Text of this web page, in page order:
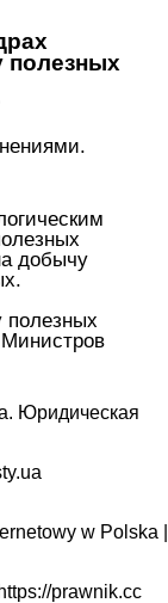
полезных
добычу
полезных
Юридическая
w Polska |
https://prawnik.cc